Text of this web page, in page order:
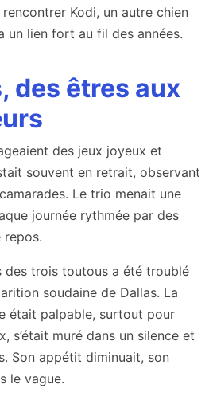
Kodi, un autre chien
un lien fort au fil des années.
des êtres aux
des jeux joyeux et
souvent en retrait, observant
Le trio menait une
journée rythmée par des
repos.
des trois toutous a été troublé
soudaine de Dallas. La
était palpable, surtout pour
s’était muré dans un silence et
Son appétit diminuait, son
le vague.